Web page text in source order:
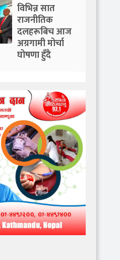
विभिन्न सात
राजनीतिक
दलहरूबिच आज
अग्रगामी मोर्चा
घोषणा हुँदै